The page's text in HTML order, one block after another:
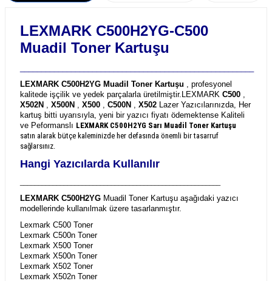
LEXMARK C500H2YG-C500
Muadil Toner Kartuşu
LEXMARK C500H2YG Muadil Toner Kartuşu , profesyonel
kalitede işçilik ve yedek parçalarla üretilmiştir. LEXMARK C500 ,
X502N , X500N , X500 , C500N , X502 Lazer Yazıcılarınızda, Her
kartuş bitti uyarısıyla, yeni bir yazıcı fiyatı ödemektense Kaliteli
ve Peformanslı LEXMARK C500H2YG Sarı Muadil Toner Kartuşu
satın alarak bütçe kaleminizde her defasında önemli bir tasarruf
sağlarsınız.
Hangi Yazıcılarda Kullanılır
LEXMARK C500H2YG Muadil Toner Kartuşu aşağıdaki yazıcı
modellerinde kullanılmak üzere tasarlanmıştır.
Lexmark C500 Toner
Lexmark C500n Toner
Lexmark X500 Toner
Lexmark X500n Toner
Lexmark X502 Toner
Lexmark X502n Toner